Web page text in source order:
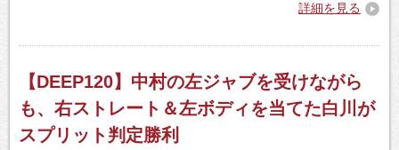
詳細を見る
【DEEP120】中村の左ジャブを受けながら
も、右ストレート＆左ボディを当てた白川が
スプリット判定勝利